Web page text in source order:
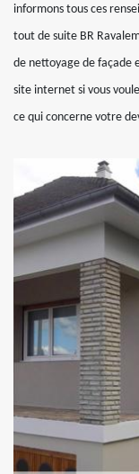
informons tous ces
tout de suite BR
de nettoyage de façade
site internet si vous
ce qui concerne votre